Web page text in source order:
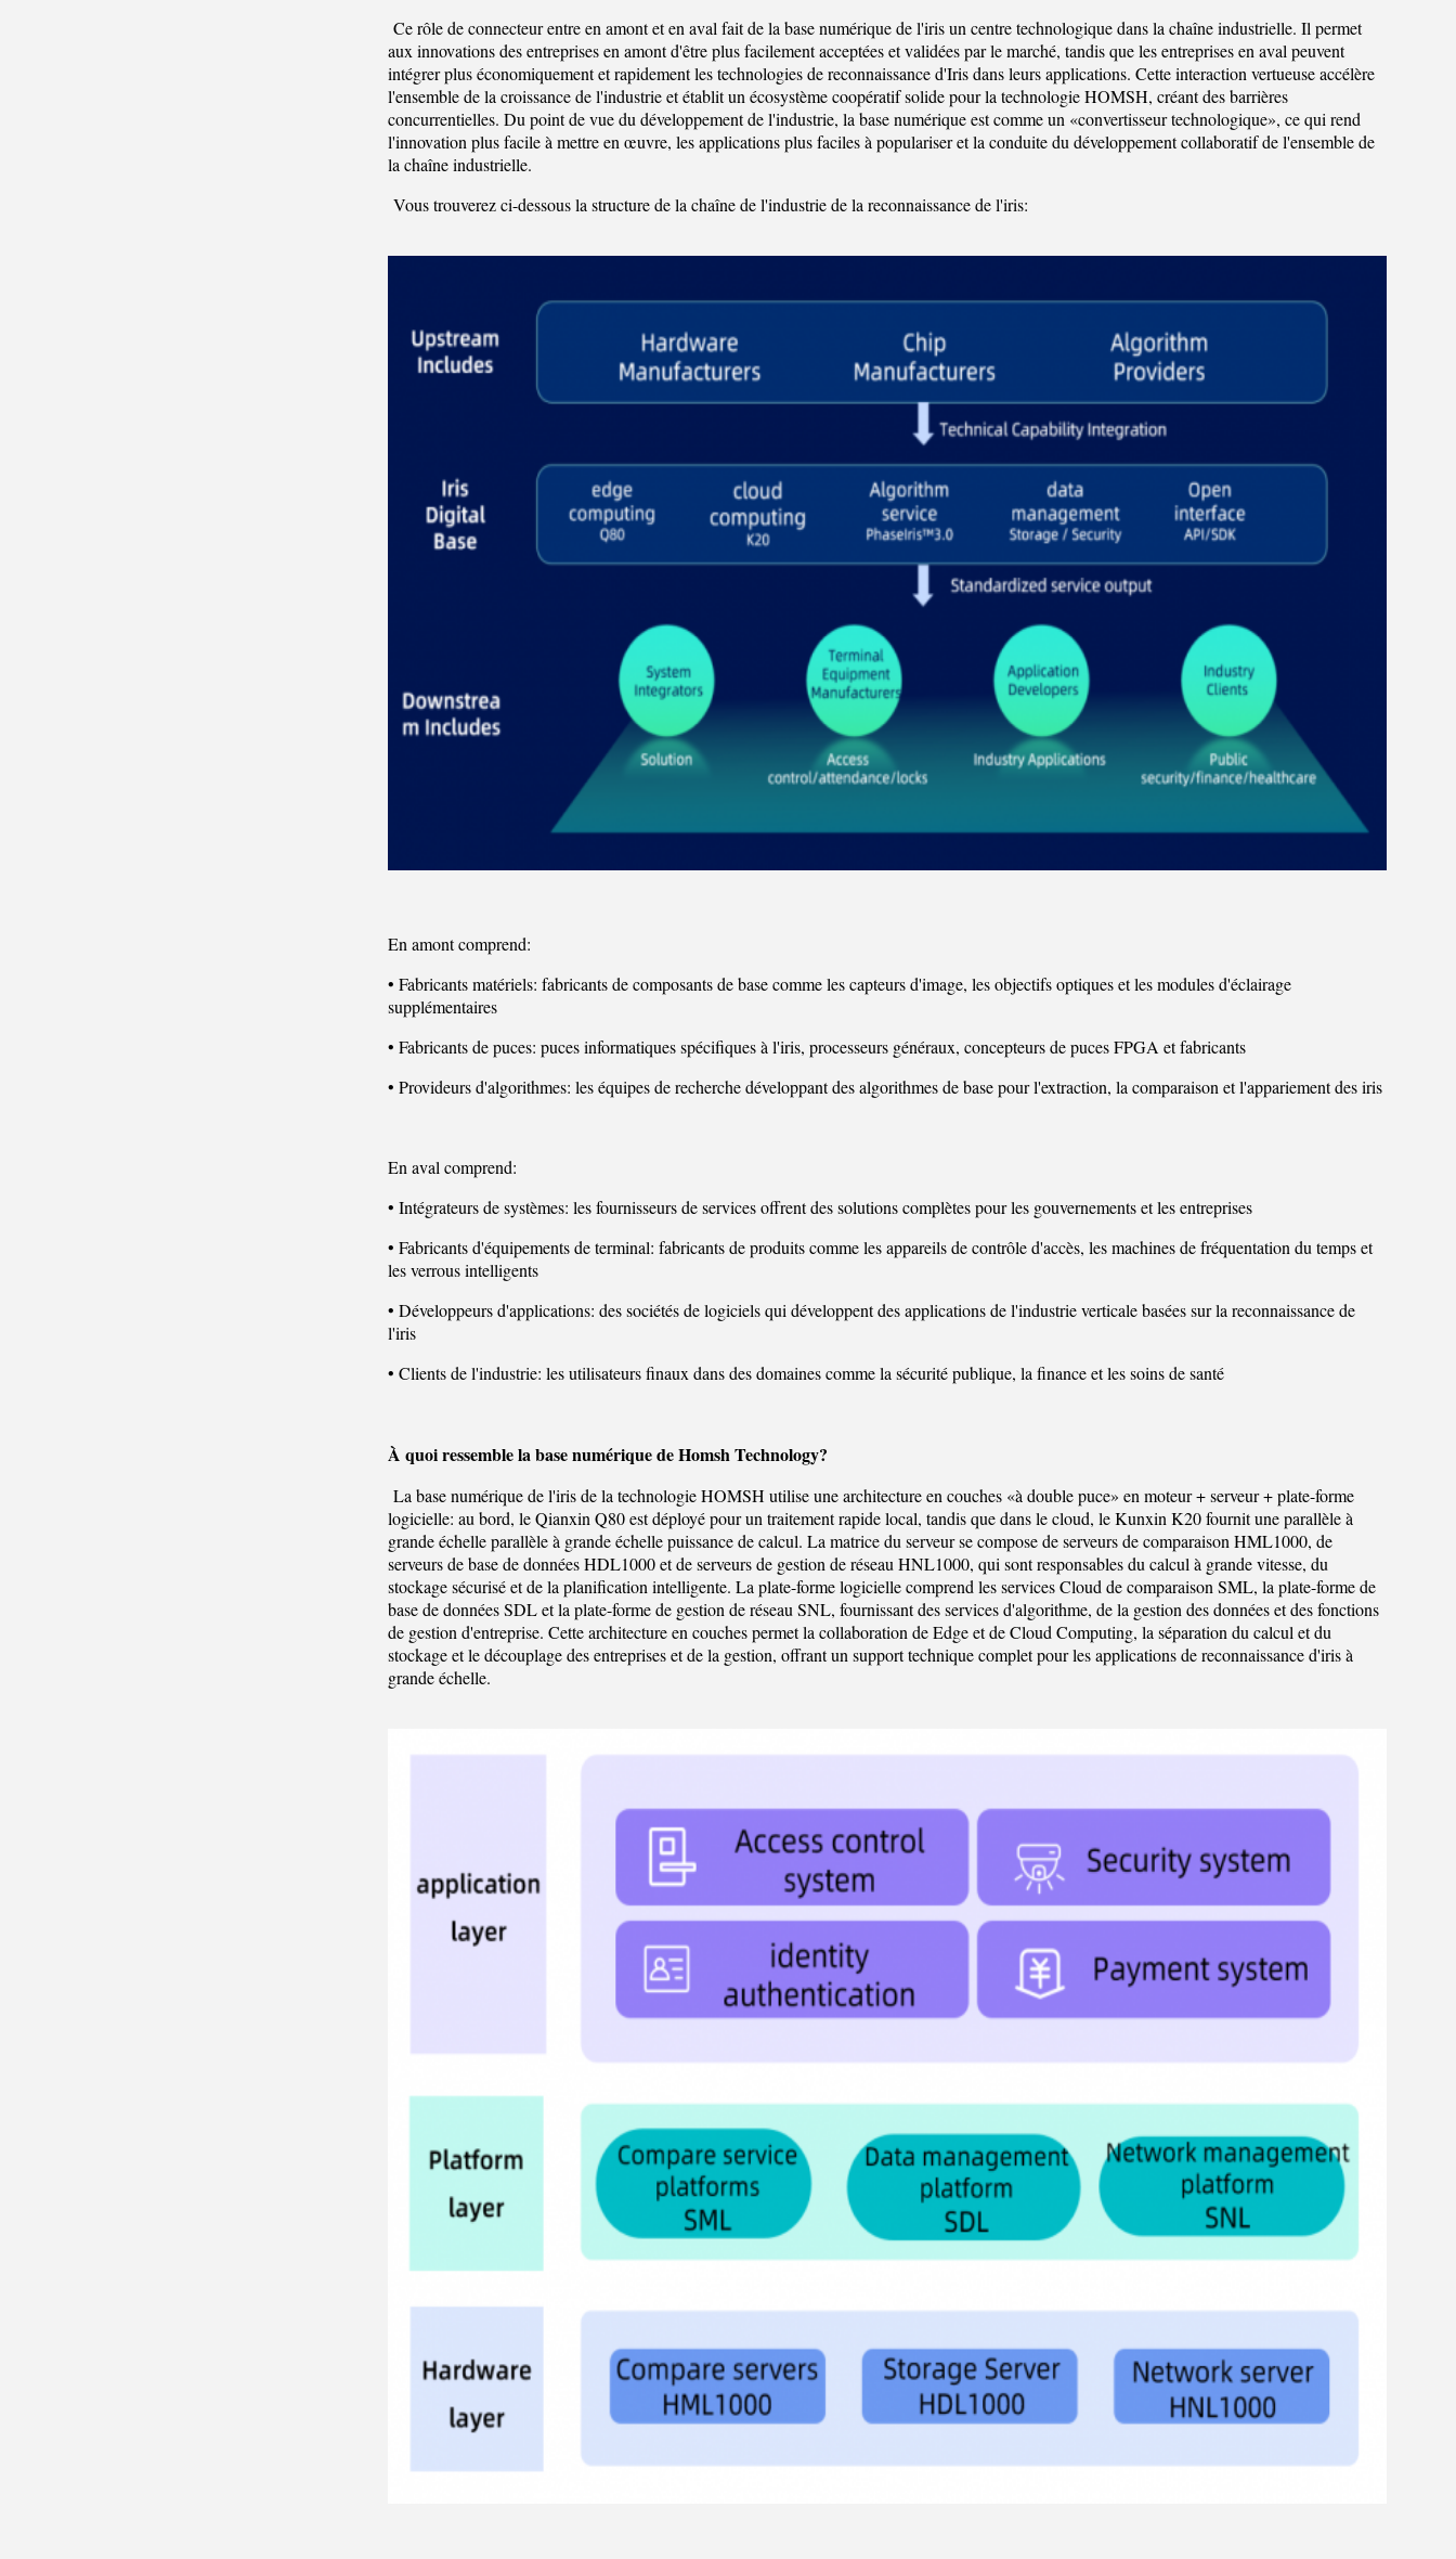
Ce rôle de connecteur entre en amont et en aval fait de la base numérique de l'iris un centre technologique dans la chaîne industrielle. Il permet
aux innovations des entreprises en amont d'être plus facilement acceptées et validées par le marché, tandis que les entreprises en aval peuvent
intégrer plus économiquement et rapidement les technologies de reconnaissance d'Iris dans leurs applications. Cette interaction vertueuse accélère
l'ensemble de la croissance de l'industrie et établit un écosystème coopératif solide pour la technologie HOMSH, créant des barrières
concurrentielles. Du point de vue du développement de l'industrie, la base numérique est comme un «convertisseur technologique», ce qui rend
l'innovation plus facile à mettre en œuvre, les applications plus faciles à populariser et la conduite du développement collaboratif de l'ensemble de
la chaîne industrielle.
Vous trouverez ci-dessous la structure de la chaîne de l'industrie de la reconnaissance de l'iris:
En amont comprend:
• Fabricants matériels: fabricants de composants de base comme les capteurs d'image, les objectifs optiques et les modules d'éclairage
supplémentaires
• Fabricants de puces: puces informatiques spécifiques à l'iris, processeurs généraux, concepteurs de puces FPGA et fabricants
• Provideurs d'algorithmes: les équipes de recherche développant des algorithmes de base pour l'extraction, la comparaison et l'appariement des iris
En aval comprend:
• Intégrateurs de systèmes: les fournisseurs de services offrent des solutions complètes pour les gouvernements et les entreprises
• Fabricants d'équipements de terminal: fabricants de produits comme les appareils de contrôle d'accès, les machines de fréquentation du temps et
les verrous intelligents
• Développeurs d'applications: des sociétés de logiciels qui développent des applications de l'industrie verticale basées sur la reconnaissance de
l'iris
• Clients de l'industrie: les utilisateurs finaux dans des domaines comme la sécurité publique, la finance et les soins de santé
À quoi ressemble la base numérique de Homsh Technology?
La base numérique de l'iris de la technologie HOMSH utilise une architecture en couches «à double puce» en moteur + serveur + plate-forme
logicielle: au bord, le Qianxin Q80 est déployé pour un traitement rapide local, tandis que dans le cloud, le Kunxin K20 fournit une parallèle à
grande échelle parallèle à grande échelle puissance de calcul. La matrice du serveur se compose de serveurs de comparaison HML1000, de
serveurs de base de données HDL1000 et de serveurs de gestion de réseau HNL1000, qui sont responsables du calcul à grande vitesse, du
stockage sécurisé et de la planification intelligente. La plate-forme logicielle comprend les services Cloud de comparaison SML, la plate-forme de
base de données SDL et la plate-forme de gestion de réseau SNL, fournissant des services d'algorithme, de la gestion des données et des fonctions
de gestion d'entreprise. Cette architecture en couches permet la collaboration de Edge et de Cloud Computing, la séparation du calcul et du
stockage et le découplage des entreprises et de la gestion, offrant un support technique complet pour les applications de reconnaissance d'iris à
grande échelle.